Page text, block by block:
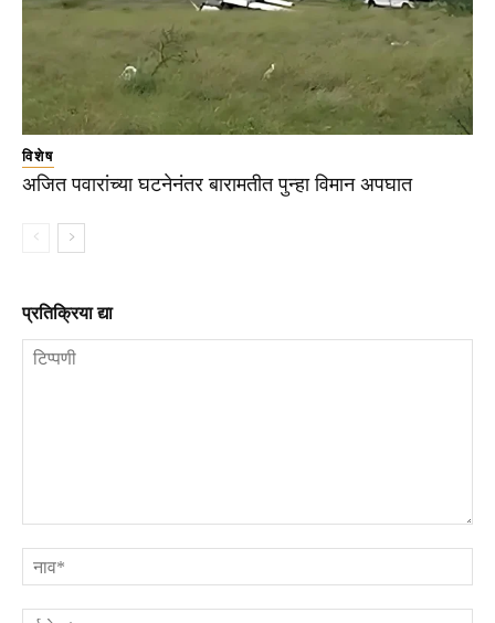
विशेष
अजित पवारांच्या घटनेनंतर बारामतीत पुन्हा विमान अपघात
प्रतिक्रिया द्या